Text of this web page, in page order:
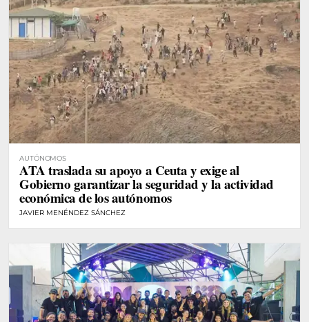
AUTÓNOMOS
ATA traslada su apoyo a Ceuta y exige al
Gobierno garantizar la seguridad y la actividad
económica de los autónomos
JAVIER MENÉNDEZ SÁNCHEZ